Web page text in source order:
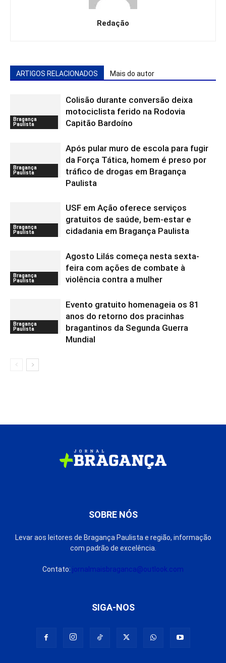
Redação
ARTIGOS RELACIONADOS Mais do autor
Bragança
Paulista
Colisão durante conversão deixa
motociclista ferido na Rodovia
Capitão Bardoíno
Bragança
Paulista
Após pular muro de escola para fugir
da Força Tática, homem é preso por
tráfico de drogas em Bragança
Paulista
Bragança
Paulista
USF em Ação oferece serviços
gratuitos de saúde, bem-estar e
cidadania em Bragança Paulista
Bragança
Paulista
Agosto Lilás começa nesta sexta-
feira com ações de combate à
violência contra a mulher
Bragança
Paulista
Evento gratuito homenageia os 81
anos do retorno dos pracinhas
bragantinos da Segunda Guerra
Mundial
SOBRE NÓS
Levar aos leitores de Bragança Paulista e região, informação
com padrão de excelência.
Contato: jornalmaisbraganca@outlook.com
SIGA-NOS